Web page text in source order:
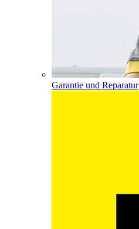
Garantie und Reparatur